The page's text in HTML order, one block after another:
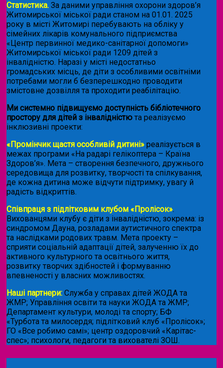
Статистика. За даними управління охорони здоров’я
Житомирської міської ради станом на 01.01. 2025
року в місті Житомирі перебувають на обліку у
сімейних лікарів комунального підприємства
«Центр первинної медико-санітарної допомоги»
Житомирської міської ради 1209 дітей з
інвалідністю. Наразі у місті недостатньо
громадських місць, де діти з особливими освітніми
потребами могли б безперешкодно проводити
змістовне дозвілля та проходити реабілітацію.
Ми системно підвищуємо доступність бібліотечного
простору для дітей з інвалідністю та реалізуємо
інклюзивні проекти:
«Промінчик щастя особливій дитині» реалізується в
межах програми «На радарі гелікоптера – Країна
Здоров’я». Мета – створення безпечного, дружнього
середовища для розвитку, творчості та спілкування,
де кожна дитина може відчути підтримку, увагу й
радість відкриттів.
Співпраця з підлітковим клубом «Пролісок».
Вихованцями клубу є діти з інвалідністю, зокрема: із
синдромом Дауна, розладами аутистичного спектра
та наслідками родових травм. Мета проекту –
сприяти соціальній адаптації дітей, залученню їх до
активного культурного та освітнього життя,
розвитку творчих здібностей і формуванню
впевненості у власних можливостях.
Наші партнери: Служба у справах дітей ЖОДА та
ЖМР; Управління освіти та науки ЖОДА та ЖМР;
Департамент культури, молоді та спорту; БФ
«Турбота та милосердя; підлітковий клуб «Пролісок»;
ГО «Все робимо самі»; центр оздоровчий «Карітас-
спес»; психологи, педагоги та вихователі ЗОШ.